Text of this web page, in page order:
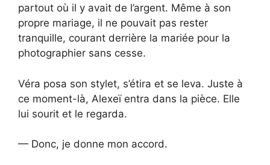
partout où il y avait de l’argent. Même à son
propre mariage, il ne pouvait pas rester
tranquille, courant derrière la mariée pour la
photographier sans cesse.
Véra posa son stylet, s’étira et se leva. Juste à
ce moment-là, Alexeï entra dans la pièce. Elle
lui sourit et le regarda.
— Donc, je donne mon accord.